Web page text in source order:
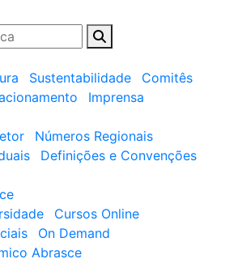
Sustentabilidade
Comitês
Imprensa
Números Regionais
Definições e Convenções
Cursos Online
On Demand
Abrasce